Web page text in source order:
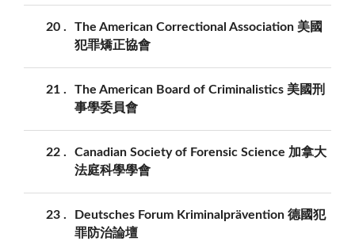
20
The American Correctional Association 美國
犯罪矯正協會
21
The American Board of Criminalistics 美國刑
事學委員會
22
Canadian Society of Forensic Science 加拿大
法庭科學學會
23
Deutsches Forum Kriminalprävention 德國犯
罪防治論壇